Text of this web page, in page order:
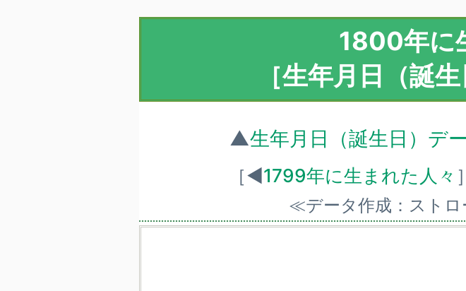
1800年に
［生年月日（誕
▲生年月日（誕生日）デ
［◀1799年に生まれた人々 ］
≪データ作成：スト